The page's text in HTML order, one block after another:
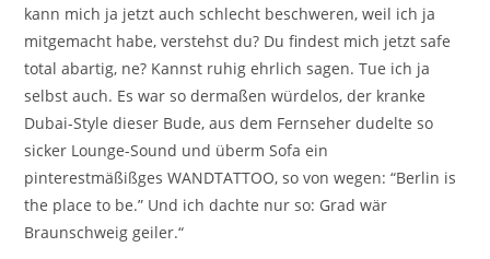
kann mich ja jetzt auch schlecht beschweren, weil ich ja
mitgemacht habe, verstehst du? Du findest mich jetzt safe
total abartig, ne? Kannst ruhig ehrlich sagen. Tue ich ja
selbst auch. Es war so dermaßen würdelos, der kranke
Dubai-Style dieser Bude, aus dem Fernseher dudelte so
sicker Lounge-Sound und überm Sofa ein
pinterestmäßißges WANDTATTOO, so von wegen: “Berlin is
the place to be.” Und ich dachte nur so: Grad wär
Braunschweig geiler.“